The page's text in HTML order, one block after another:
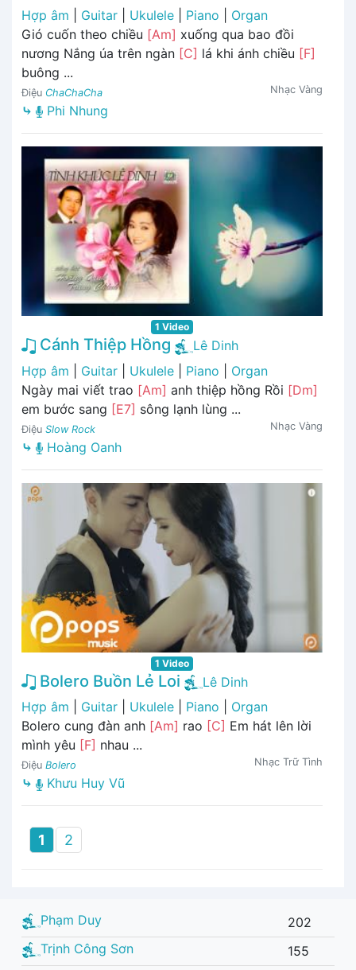
Hợp âm
Guitar Ukulele Piano
Organ
Gió cuốn theo chiều [Am] xuống qua bao đồi
nương Nắng úa trên ngàn [C] lá khi ánh chiều [F]
buông ...
Điệu ChaChaCha Nhạc Vàng
⤷ Phi Nhung
1 Video
Cánh Thiệp Hồng
Lê Dinh
Hợp âm
Guitar Ukulele Piano
Organ
Ngày mai viết trao [Am] anh thiệp hồng Rồi [Dm]
em bước sang [E7] sông lạnh lùng ...
Điệu Slow Rock Nhạc Vàng
⤷ Hoàng Oanh
1 Video
Bolero Buồn Lẻ Loi
Lê Dinh
Hợp âm
Guitar Ukulele Piano
Organ
Bolero cung đàn anh [Am] rao [C] Em hát lên lời
mình yêu [F] nhau ...
Điệu Bolero Nhạc Trữ Tình
⤷ Khưu Huy Vũ
1 2
Phạm Duy
202
Trịnh Công Sơn
155